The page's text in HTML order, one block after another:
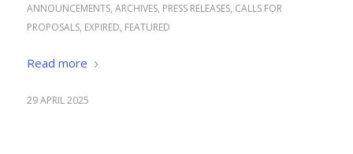
ANNOUNCEMENTS, ARCHIVES, PRESS RELEASES, CALLS FOR
PROPOSALS, EXPIRED, FEATURED
Read more
29 APRIL 2025